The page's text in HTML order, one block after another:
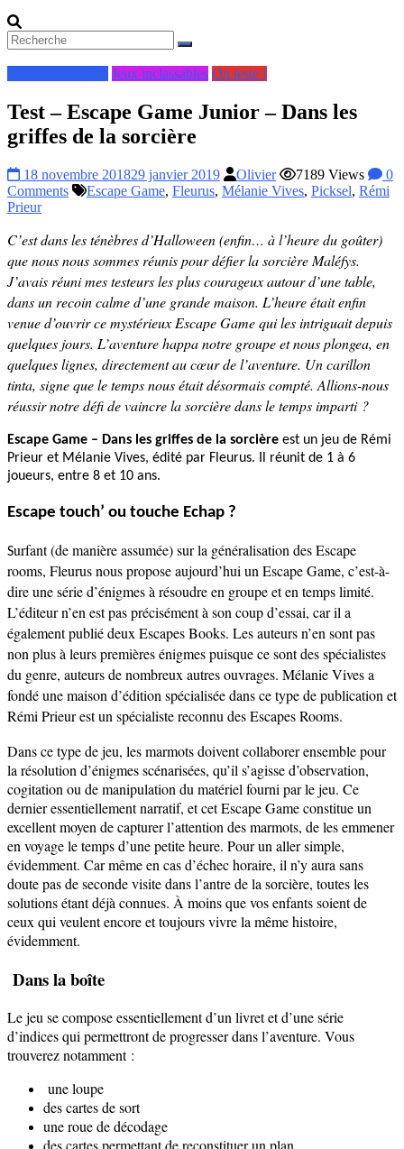
Jeux inclassables On teste !
Test – Escape Game Junior – Dans les
griffes de la sorcière
18 novembre 201829 janvier 2019 Olivier 7189 Views
0
Comments
Escape Game, Fleurus, Mélanie Vives, Picksel, Rémi
Prieur
C’est dans les ténèbres d’Halloween (enfin… à l’heure du goûter)
que nous nous sommes réunis pour défier la sorcière Maléfys.
J’avais réuni mes testeurs les plus courageux autour d’une table,
dans un recoin calme d’une grande maison. L’heure était enfin
venue d’ouvrir ce mystérieux Escape Game qui les intriguait depuis
quelques jours. L’aventure happa notre groupe et nous plongea, en
quelques lignes, directement au cœur de l’aventure. Un carillon
tinta, signe que le temps nous était désormais compté. Allions-nous
réussir notre défi de vaincre la sorcière dans le temps imparti ?
Escape Game – Dans les griffes de la sorcière est un jeu de Rémi
Prieur et Mélanie Vives, édité par Fleurus. Il réunit de 1 à 6
joueurs, entre 8 et 10 ans.
Escape touch’ ou touche Echap ?
Surfant (de manière assumée) sur la généralisation des Escape
rooms, Fleurus nous propose aujourd’hui un Escape Game, c’est-à-
dire une série d’énigmes à résoudre en groupe et en temps limité.
L’éditeur n’en est pas précisément à son coup d’essai, car il a
également publié deux Escapes Books. Les auteurs n’en sont pas
non plus à leurs premières énigmes puisque ce sont des spécialistes
du genre, auteurs de nombreux autres ouvrages. Mélanie Vives a
fondé une maison d’édition spécialisée dans ce type de publication et
Rémi Prieur est un spécialiste reconnu des Escapes Rooms.
Dans ce type de jeu, les marmots doivent collaborer ensemble pour
la résolution d’énigmes scénarisées, qu’il s’agisse d’observation,
cogitation ou de manipulation du matériel fourni par le jeu. Ce
dernier essentiellement narratif, et cet Escape Game constitue un
excellent moyen de capturer l’attention des marmots, de les emmener
en voyage le temps d’une petite heure. Pour un aller simple,
évidemment. Car même en cas d’échec horaire, il n’y aura sans
doute pas de seconde visite dans l’antre de la sorcière, toutes les
solutions étant déjà connues. À moins que vos enfants soient de
ceux qui veulent encore et toujours vivre la même histoire,
évidemment.
Dans la boîte
Le jeu se compose essentiellement d’un livret et d’une série
d’indices qui permettront de progresser dans l’aventure. Vous
trouverez notamment :
une loupe
des cartes de sort
une roue de décodage